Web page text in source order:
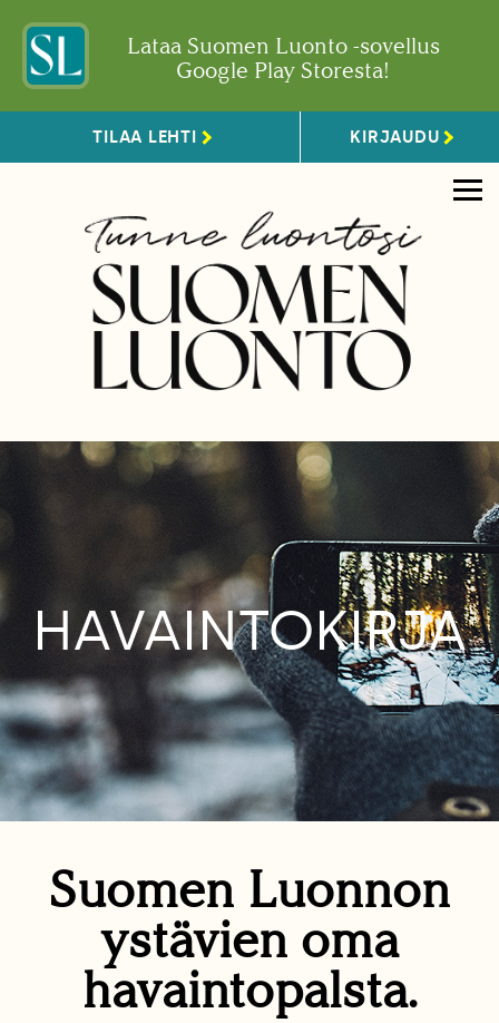
Lataa Suomen Luonto -sovellus
Google Play Storesta!
TILAA LEHTI KIRJAUDU
HAVAINTOKIRJA
Suomen Luonnon
ystävien oma
havaintopalsta.